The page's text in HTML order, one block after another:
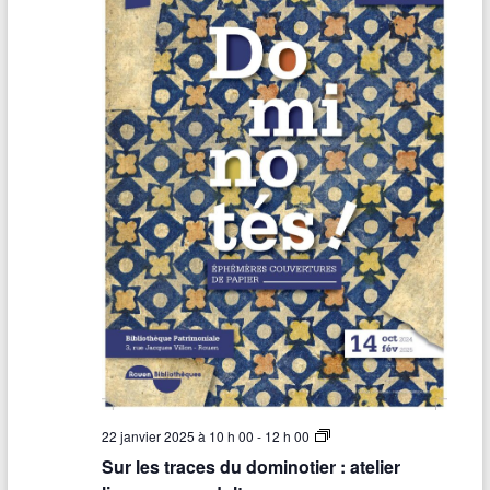
22 janvier 2025 à 10 h 00 - 12 h 00
S
r
Sur les traces du dominotier : atelier